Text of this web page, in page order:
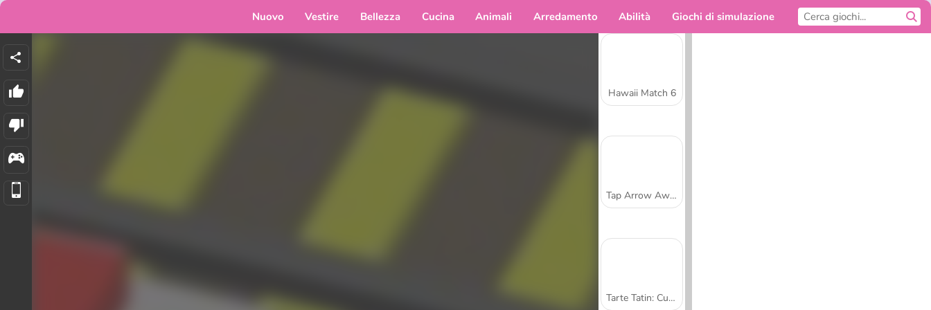
Nuovo Vestire Bellezza Cucina Animali Arredamento Abilità Giochi di simulazione
Hawaii Match 6
Tap Arrow Away
Tarte Tatin: Cucina con Sara